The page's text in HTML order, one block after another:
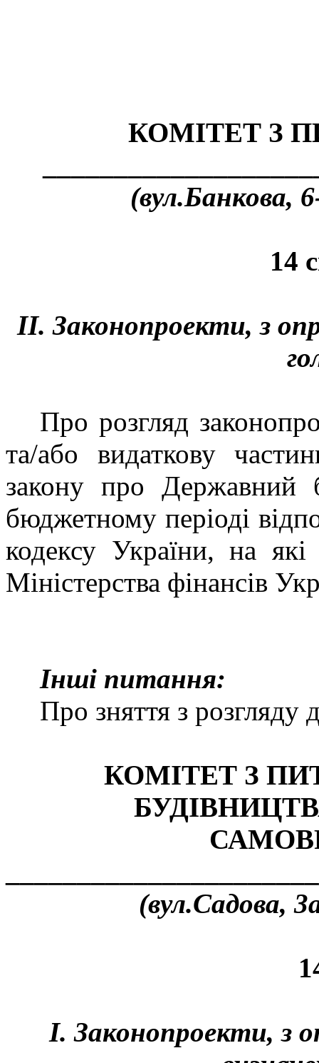
КОМІТЕТ З
(вул.Банкова,
14
ІІ. Законопроекти, з
Про розгляд
та/або видаткову
закону про Державний
бюджетному періоді
кодексу України, на які
Міністерства фінансів
Інші питання:
Про зняття з розгляду
КОМІТЕТ З
(вул.Садова,
І. Законопроекти, з